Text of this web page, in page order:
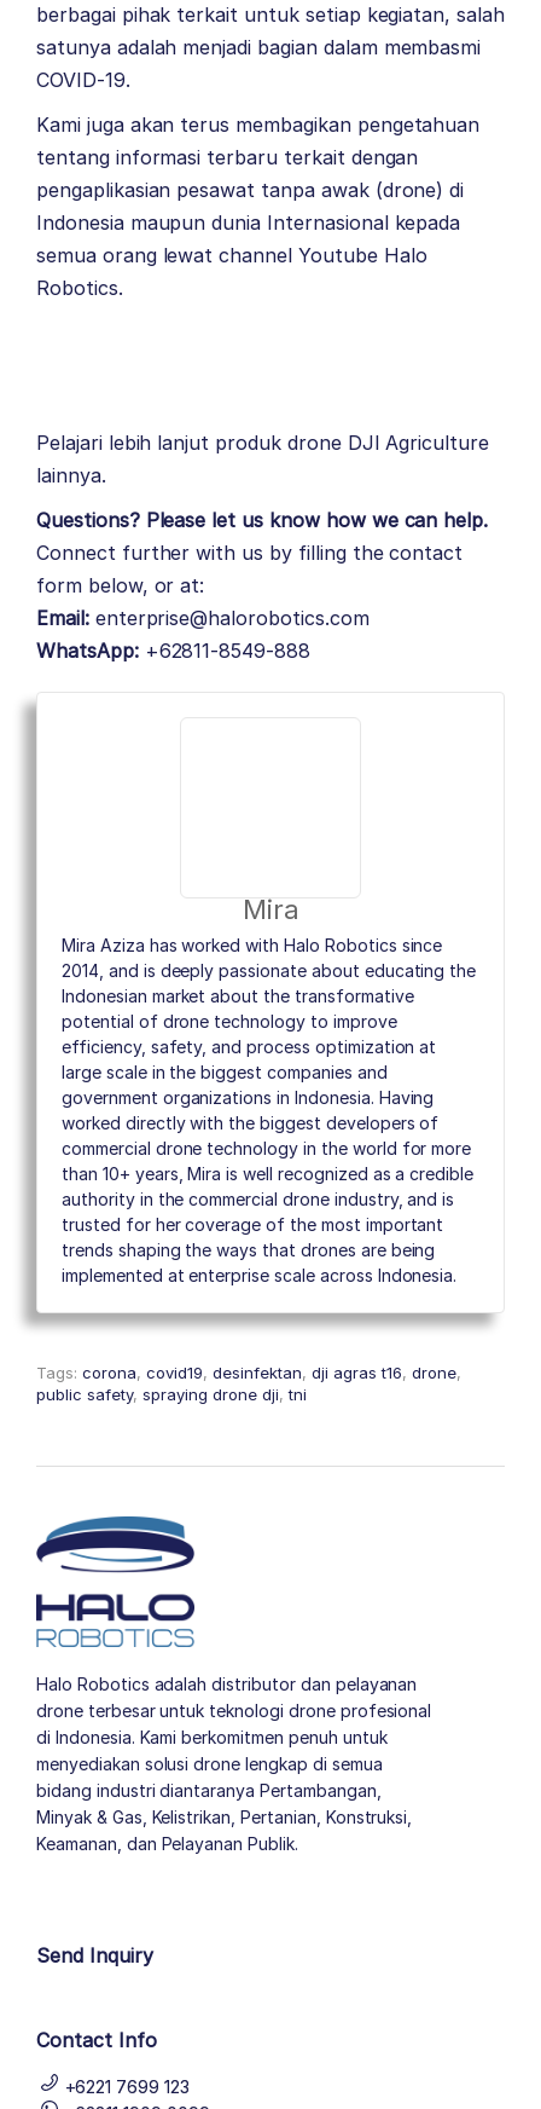
berbagai pihak terkait untuk setiap kegiatan, salah
satunya adalah menjadi bagian dalam membasmi
COVID-19.
Kami juga akan terus membagikan pengetahuan
tentang informasi terbaru terkait dengan
pengaplikasian pesawat tanpa awak (drone) di
Indonesia maupun dunia Internasional kepada
semua orang lewat channel Youtube Halo
Robotics.
Pelajari lebih lanjut produk drone DJI Agriculture
lainnya.
Questions? Please let us know how we can help.
Connect further with us by filling the contact
form below, or at:
Email: enterprise@halorobotics.com
WhatsApp:+62811-8549-888
Mira
Mira Aziza has worked with Halo Robotics since
2014, and is deeply passionate about educating the
Indonesian market about the transformative
potential of drone technology to improve
efficiency, safety, and process optimization at
large scale in the biggest companies and
government organizations in Indonesia. Having
worked directly with the biggest developers of
commercial drone technology in the world for more
than 10+ years, Mira is well recognized as a credible
authority in the commercial drone industry, and is
trusted for her coverage of the most important
trends shaping the ways that drones are being
implemented at enterprise scale across Indonesia.
Tags: corona, covid19, desinfektan, dji agras t16, drone,
public safety, spraying drone dji,tni
Halo Robotics adalah distributor dan pelayanan
drone terbesar untuk teknologi drone profesional
di Indonesia. Kami berkomitmen penuh untuk
menyediakan solusi drone lengkap di semua
bidang industri diantaranya Pertambangan,
Minyak & Gas, Kelistrikan, Pertanian, Konstruksi,
Keamanan, dan Pelayanan Publik.
Send Inquiry
Contact Info
+6221 7699 123